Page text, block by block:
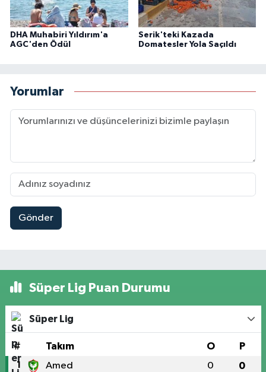
DHA Muhabiri Yıldırım'a
AGC'den Ödül
Serik'teki Kazada
Domatesler Yola Saçıldı
Yorumlar
Gönder
Süper Lig Puan Durumu
Süper Lig
# Takım O P
1 Amed 0 0